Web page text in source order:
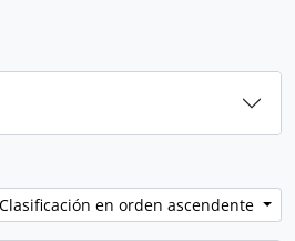
en orden ascendente